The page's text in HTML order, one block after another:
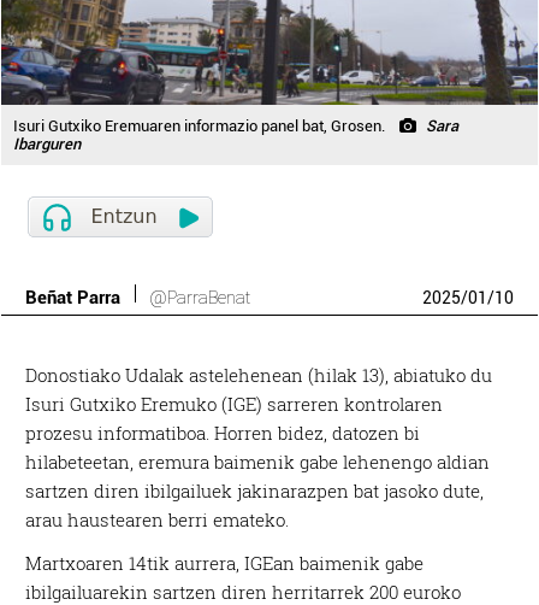
Isuri Gutxiko Eremuaren informazio panel bat, Grosen.
Sara
Ibarguren
Beñat Parra @ParraBenat 2025/01/10
Donostiako Udalak astelehenean (hilak 13), abiatuko du
Isuri Gutxiko Eremuko (IGE) sarreren kontrolaren
prozesu informatiboa. Horren bidez, datozen bi
hilabeteetan, eremura baimenik gabe lehenengo aldian
sartzen diren ibilgailuek jakinarazpen bat jasoko dute,
arau haustearen berri emateko.
Martxoaren 14tik aurrera, IGEan baimenik gabe
ibilgailuarekin sartzen diren herritarrek 200 euroko